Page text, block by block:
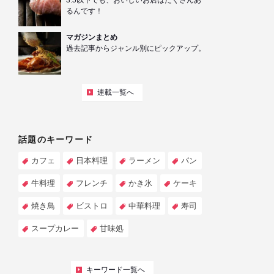
るんです！
マガジンまとめ
過去記事からジャンル別にピックアップ。
連載一覧へ
話題のキーワード
カフェ 日本料理 ラーメン パン
牛料理 フレンチ かき氷 ケーキ
焼き鳥 ビストロ 中華料理 寿司
スープカレー 甘味処
キーワード一覧へ